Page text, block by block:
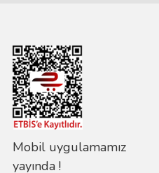
Mobil uygulamamız
yayında !